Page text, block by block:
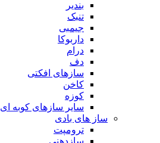
بندیر
تنبک
جیمبی
داربوکا
درام
دف
سازهای افکتی
کاخن
کوزه
سایر سازهای کوبه ای
ساز های بادی
ترومپت
سازدهنی